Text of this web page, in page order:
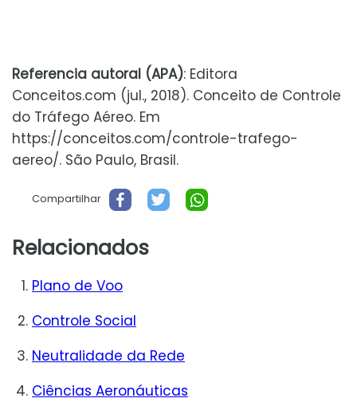
Referencia autoral (APA): Editora
Conceitos.com (jul., 2018). Conceito de Controle
do Tráfego Aéreo. Em
https://conceitos.com/controle-trafego-
aereo/. São Paulo, Brasil.
Compartilhar
Relacionados
Plano de Voo
Controle Social
Neutralidade da Rede
Ciências Aeronáuticas